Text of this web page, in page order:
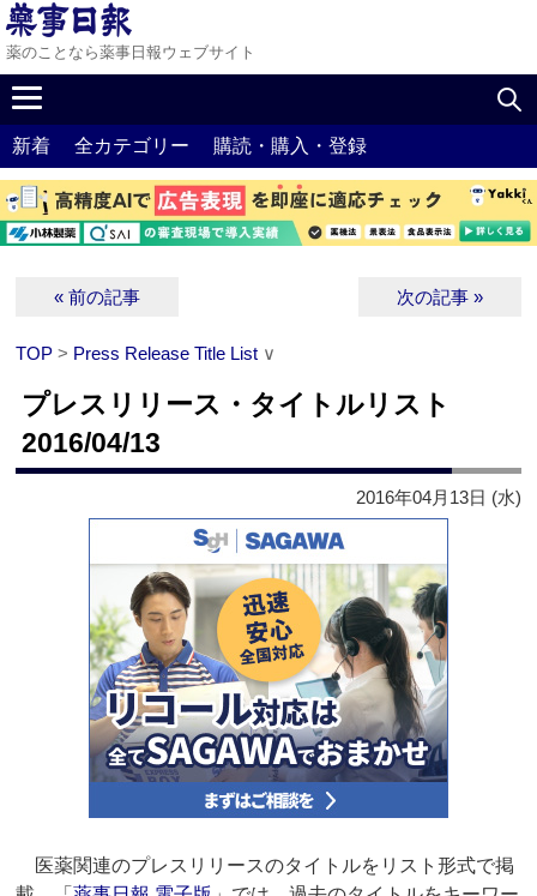
薬のことなら薬事日報ウェブサイト
新着 全カテゴリー 購読・購入・登録
« 前の記事 次の記事 »
TOP > Press Release Title List ∨
プレスリリース・タイトルリスト
2016/04/13
2016年04月13日 (水)
医薬関連のプレスリリースのタイトルをリスト形式で掲